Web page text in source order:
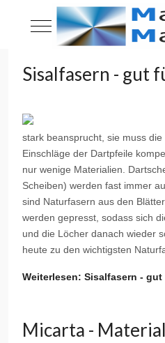
Mobile Menu Toggle
Sisalfasern - gut
stark beansprucht, sie muss die
Einschläge der Dartpfeile
nur wenige Materialien.
Scheiben) werden fast immer
sind Naturfasern aus den
werden gepresst, sodass sich
und die Löcher danach wieder
heute zu den wichtigsten
Weiterlesen: Sisalfasern -
Micarta -